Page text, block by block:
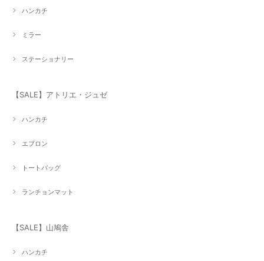
ハンカチ
ミラー
ステーショナリー
【SALE】アトリエ・ジュゼ
ハンカチ
エプロン
トートバッグ
ランチョンマット
【SALE】山鳩舎
ハンカチ